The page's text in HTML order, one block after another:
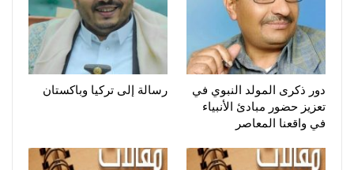
دور ذكرى المولد النبوي في
تعزيز حضور مبادئ الأنبياء
في واقعنا المعاصر
رسالة إلى تركيا وباكستان